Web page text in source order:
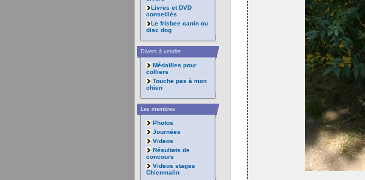
Livres et DVD
conseillés
Le frisbee canin ou
disc dog
Divers à vendre
Médailles pour
colliers
Touche pas à mon
chien
Les membres
Photos
Journées
Videos
Résultats de
concours
Videos stages
Chienmalin